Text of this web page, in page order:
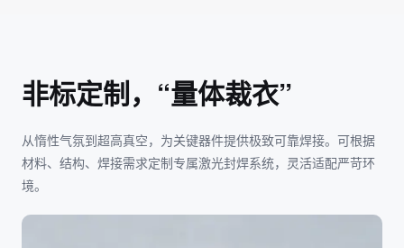
非标定制，“量体裁衣”
从惰性气氛到超高真空，为关键器件提供极致可靠焊接。可根据
材料、结构、焊接需求定制专属激光封焊系统，灵活适配严苛环
境。